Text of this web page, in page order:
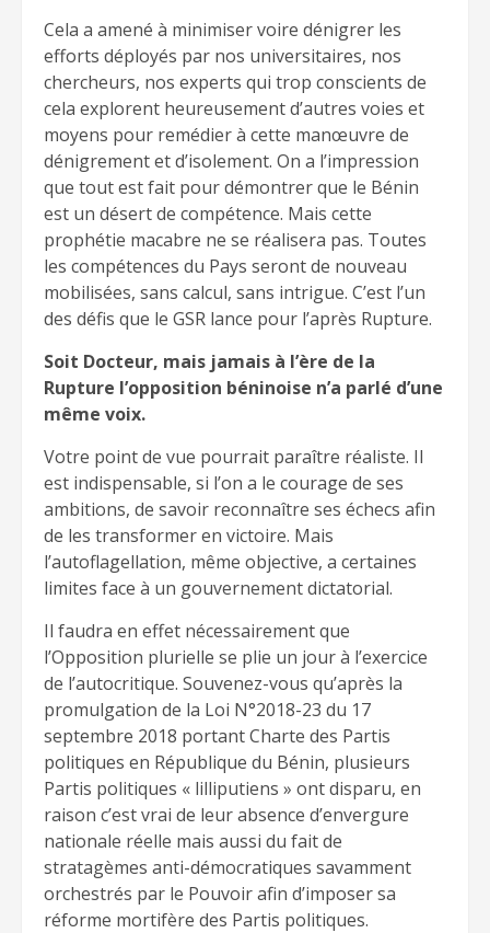
Cela a amené à minimiser voire dénigrer les
efforts déployés par nos universitaires, nos
chercheurs, nos experts qui trop conscients de
cela explorent heureusement d’autres voies et
moyens pour remédier à cette manœuvre de
dénigrement et d’isolement. On a l’impression
que tout est fait pour démontrer que le Bénin
est un désert de compétence. Mais cette
prophétie macabre ne se réalisera pas. Toutes
les compétences du Pays seront de nouveau
mobilisées, sans calcul, sans intrigue. C’est l’un
des défis que le GSR lance pour l’après Rupture.
Soit Docteur, mais jamais à l’ère de la
Rupture l’opposition béninoise n’a parlé d’une
même voix.
Votre point de vue pourrait paraître réaliste. Il
est indispensable, si l’on a le courage de ses
ambitions, de savoir reconnaître ses échecs afin
de les transformer en victoire. Mais
l’autoflagellation, même objective, a certaines
limites face à un gouvernement dictatorial.
Il faudra en effet nécessairement que
l’Opposition plurielle se plie un jour à l’exercice
de l’autocritique. Souvenez-vous qu’après la
promulgation de la Loi N°2018-23 du 17
septembre 2018 portant Charte des Partis
politiques en République du Bénin, plusieurs
Partis politiques « lilliputiens » ont disparu, en
raison c’est vrai de leur absence d’envergure
nationale réelle mais aussi du fait de
stratagèmes anti-démocratiques savamment
orchestrés par le Pouvoir afin d’imposer sa
réforme mortifère des Partis politiques.